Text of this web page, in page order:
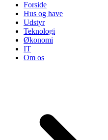
Forside
Hus og have
Udstyr
Teknologi
Økonomi
IT
Om os